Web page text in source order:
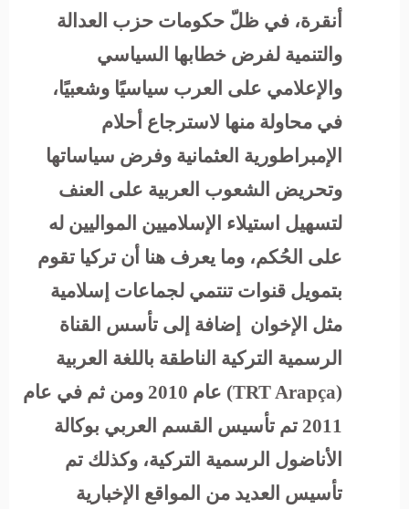
أنقرة، في ظلّ حكومات حزب العدالة
والتنمية لفرض خطابها السياسي
والإعلامي على العرب سياسيًا وشعبيًا،
في محاولة منها لاسترجاع أحلام
الإمبراطورية العثمانية وفرض سياساتها
وتحريض الشعوب العربية على العنف
لتسهيل استيلاء الإسلاميين المواليين له
على الحُكم، وما يعرف هنا أن تركيا تقوم
بتمويل قنوات تنتمي لجماعات إسلامية
مثل الإخوان إضافة إلى تأسس القناة
الرسمية التركية الناطقة باللغة العربية
(
TRT Arapça
) عام 2010 ومن ثم في عام
2011 تم تأسيس القسم العربي بوكالة
الأناضول الرسمية التركية، وكذلك تم
تأسيس العديد من المواقع الإخبارية